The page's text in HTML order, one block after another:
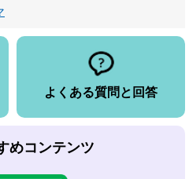
よくある質問と回答
めコンテンツ